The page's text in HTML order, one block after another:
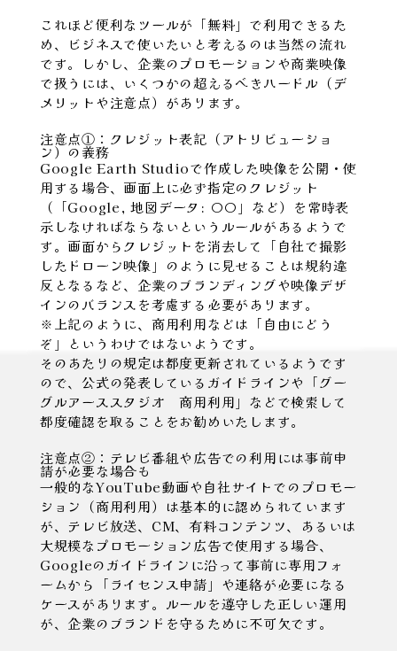
これほど便利なツールが「無料」で利用できるた
め、ビジネスで使いたいと考えるのは当然の流れ
です。しかし、企業のプロモーションや商業映像
で扱うには、いくつかの超えるべきハードル（デ
メリットや注意点）があります。
注意点①：クレジット表記（アトリビューショ
ン）の義務
Google Earth Studioで作成した映像を公開・使
用する場合、 画面上に必ず指定のクレジット
（「Google, 地図データ: 〇〇」など）を常時表
示しなければならない というルールがあるようで
す。画面からクレジットを消去して「自社で撮影
したドローン映像」のように見せることは規約違
反となるなど、企業のブランディングや映像デザ
インのバランスを考慮する必要があります。
※上記のように、商用利用などは「自由にどう
ぞ」というわけではないようです。
そのあたりの規定は都度更新されているようです
ので、公式の発表しているガイドラインや「グー
グルアーススタジオ 商用利用」などで検索して
都度確認を取ることをお勧めいたします。
注意点②：テレビ番組や広告での利用には事前申
請が必要な場合も
一般的なYouTube動画や自社サイトでのプロモー
ション（商用利用）は基本的に認められています
が、テレビ放送、CM、有料コンテンツ、あるいは
大規模なプロモーション広告で使用する場合、
Googleのガイドラインに沿って事前に専用フォ
ームから「ライセンス申請」や連絡が必要になる
ケースがあります。ルールを遵守した正しい運用
が、企業のブランドを守るために不可欠です。